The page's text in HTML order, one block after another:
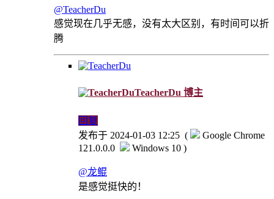
@TeacherDu
感觉现在几乎无感，没有太大区别，有时间可以折
腾
TeacherDu 博主
回复
发布于 2024-01-03 12:25 (
Google Chrome
121.0.0.0
Windows 10 )
@龙鲲
是感觉挺快的！